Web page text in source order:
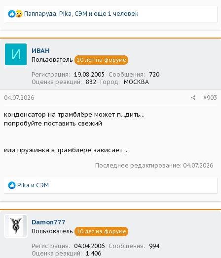
Р
а
к
ц
Паппаруда, Pika, СЭМ и еще 1 человек
И ИВАН
Пользователь 10 лет на форуме
Регистрация 19.08.2005 Сообщения
720
Оценка реакций
832 Город МОСКВА
04.07.2026 #903
конденсатор на трамблёре может п...дить...
попробуйте поставить свежий
или пружинка в трамблере зависает ...
Последнее редактирование: 04.07.2026
Р
а
к
ц
и
и
Pika и СЭМ
Damon777
Пользователь 10 лет на форуме
Регистрация 04.04.2006 Сообщения
994
Оценка реакций
1 406